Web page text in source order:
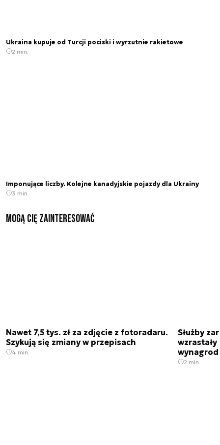
Ukraina kupuje od Turcji pociski i wyrzutnie rakietowe
2 min.
Imponujące liczby. Kolejne kanadyjskie pojazdy dla Ukrainy
3 min.
Mogą Cię zainteresować
Nawet 7,5 tys. zł za zdjęcie z fotoradaru.
Szykują się zmiany w przepisach
4 min.
Służby
2 min.